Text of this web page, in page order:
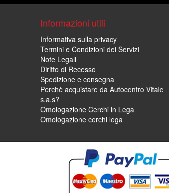
Informazioni utili
Informativa sulla privacy
Termini e Condizioni dei Servizi
Note Legali
Diritto di Recesso
Spedizione e consegna
Perchè acquistare da Autocentro Vitale
s.a.s?
Omologazione Cerchi in Lega
Omologazione cerchi lega